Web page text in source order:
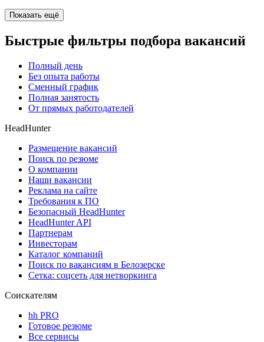
Показать ещё
Быстрые фильтры подбора вакансий
Полный день
Без опыта работы
Сменный график
Полная занятость
От прямых работодателей
HeadHunter
Размещение вакансий
Поиск по резюме
О компании
Наши вакансии
Реклама на сайте
Требования к ПО
Безопасный HeadHunter
HeadHunter API
Партнерам
Инвесторам
Каталог компаний
Поиск по вакансиям в Белозерске
Сетка: соцсеть для нетворкинга
Соискателям
hh PRO
Готовое резюме
Все сервисы